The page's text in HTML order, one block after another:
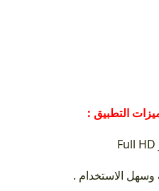
التطبيق :
الاستخدام .